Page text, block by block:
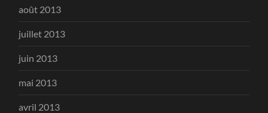
août 2013
juillet 2013
juin 2013
mai 2013
avril 2013